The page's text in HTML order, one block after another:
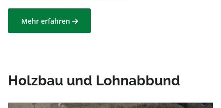
Mehr erfahren
Holzbau und Lohnabbund